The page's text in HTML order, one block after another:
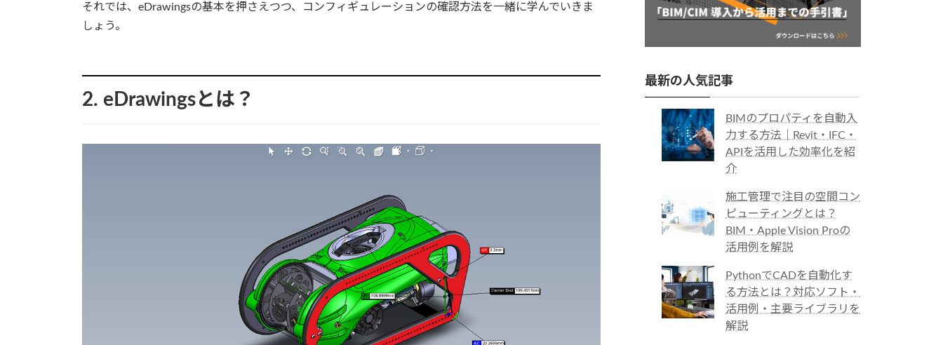
それでは、eDrawingsの基本を押さえつつ、コンフィギュレーションの確認方法を一緒に学んでいきま
しょう。
2. eDrawingsとは？
最新の人気記事
BIMのプロパティを自動入
力する方法｜Revit・IFC・
APIを活用した効率化を紹
介
施工管理で注目の空間コン
ピューティングとは？
BIM・Apple Vision Proの
活用例を解説
PythonでCADを自動化す
る方法とは？対応ソフト・
活用例・主要ライブラリを
解説